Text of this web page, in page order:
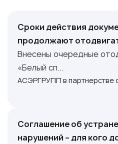
Сроки действия
продолжают
Внесены очередные
«Белый сп...
АСЭРГРУПП в
Соглашение об
нарушений – для кого